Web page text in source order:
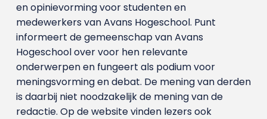
en opinievorming voor studenten en
medewerkers van Avans Hoge­school. Punt
informeert de gemeenschap van Avans
Hogeschool over voor hen relevante
onderwerpen en fungeert als podium voor
meningsvorming en debat. De mening van derden
is daarbij niet noodzakelijk de mening van de
redactie. Op de website vinden lezers ook